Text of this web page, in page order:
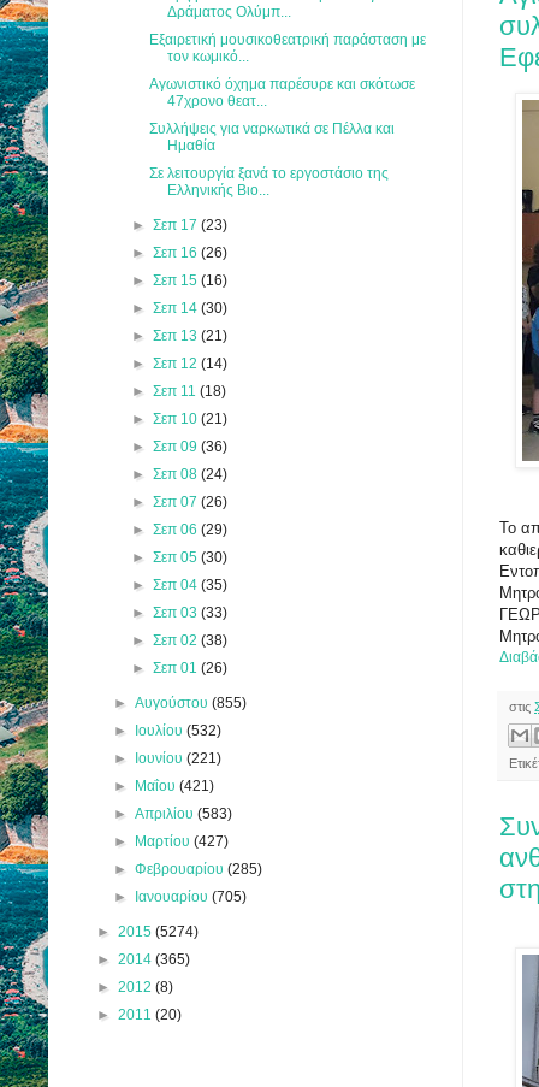
Το
στις
Δράματος Ολύμπ...
Εξαιρετική μουσικοθεατρική παράσταση με
τον κωμικό...
Αγωνιστικό όχημα παρέσυρε και σκότωσε
47χρονο θεατ...
Συλλήψεις για ναρκωτικά σε Πέλλα και
Ημαθία
Σε λειτουργία ξανά το εργοστάσιο της
Ελληνικής Βιο...
► Σεπ 17 (23)
► Σεπ 16 (26)
► Σεπ 15 (16)
► Σεπ 14 (30)
► Σεπ 13 (21)
► Σεπ 12 (14)
► Σεπ 11 (18)
► Σεπ 10 (21)
► Σεπ 09 (36)
► Σεπ 08 (24)
► Σεπ 07 (26)
► Σεπ 06 (29)
► Σεπ 05 (30)
► Σεπ 04 (35)
► Σεπ 03 (33)
► Σεπ 02 (38)
► Σεπ 01 (26)
►Αυγούστου(855)
► Ιουλίου(532)
► Ιουνίου(221)
► Μαΐου(421)
►Απριλίου(583)
► Μαρτίου(427)
►Φεβρουαρίου(285)
► Ιανουαρίου(705)
► 2015 (5274)
► 2014 (365)
► 2012 (8)
► 2011 (20)